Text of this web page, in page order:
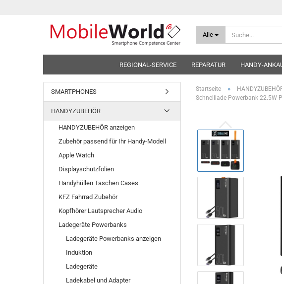
Alle
REGIONAL-SERVICE REPARATUR HANDY-
Startseite »
Schnelllade Powerbank 22.5W
SMARTPHONES
HANDYZUBEHÖR
HANDYZUBEHÖR anzeigen
Zubehör passend für Ihr Handy-Modell
Apple Watch
Displayschutzfolien
Handyhüllen Taschen Cases
KFZ Fahrrad Zubehör
Kopfhörer Lautsprecher Audio
Ladegeräte Powerbanks
Ladegeräte Powerbanks anzeigen
Induktion
Ladegeräte
Ladekabel und Adapter